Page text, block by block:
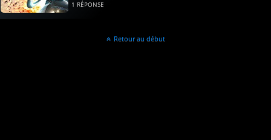
1 RÉPONSE
Retour au début